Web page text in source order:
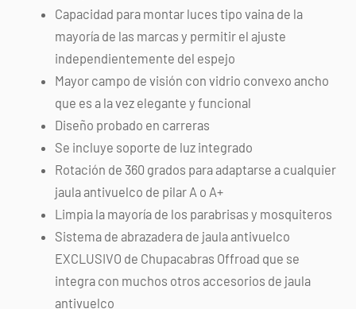
Capacidad para montar luces tipo vaina de la
mayoría de las marcas y permitir el ajuste
independientemente del espejo
Mayor campo de visión con vidrio convexo ancho
que es a la vez elegante y funcional
Diseño probado en carreras
Se incluye soporte de luz integrado
Rotación de 360 grados para adaptarse a cualquier
jaula antivuelco de pilar A o A+
Limpia la mayoría de los parabrisas y mosquiteros
Sistema de abrazadera de jaula antivuelco
EXCLUSIVO de Chupacabras Offroad que se
integra con muchos otros accesorios de jaula
antivuelco